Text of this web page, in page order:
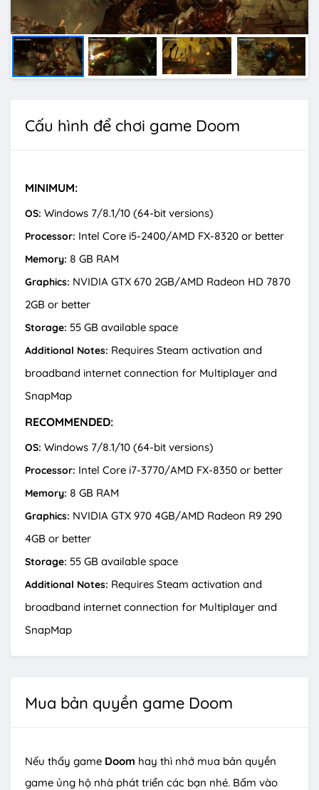
Cấu hình để chơi game Doom
MINIMUM:
OS: Windows 7/8.1/10 (64-bit versions)
Processor: Intel Core i5-2400/AMD FX-8320 or better
Memory: 8 GB RAM
Graphics: NVIDIA GTX 670 2GB/AMD Radeon HD 7870
2GB or better
Storage: 55 GB available space
Additional Notes: Requires Steam activation and
broadband internet connection for Multiplayer and
SnapMap
RECOMMENDED:
OS: Windows 7/8.1/10 (64-bit versions)
Processor: Intel Core i7-3770/AMD FX-8350 or better
Memory: 8 GB RAM
Graphics: NVIDIA GTX 970 4GB/AMD Radeon R9 290
4GB or better
Storage: 55 GB available space
Additional Notes: Requires Steam activation and
broadband internet connection for Multiplayer and
SnapMap
Mua bản quyền game Doom
Nếu thấy game Doom hay thì nhớ mua bản quyền
game ủng hộ nhà phát triển các bạn nhé. Bấm vào